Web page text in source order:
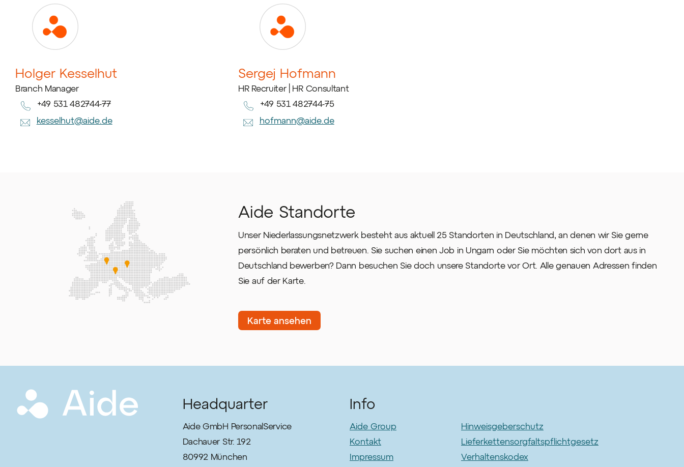
Holger Kesselhut
Branch Manager
+49 531 482744-77
kesselhut@aide.de
Sergej Hofmann
HR Recruiter | HR Consultant
+49 531 482744-75
hofmann@aide.de
Aide Standorte
Unser Niederlassungsnetzwerk besteht aus aktuell 25 Standorten in Deutschland, an denen wir Sie gerne
persönlich beraten und betreuen. Sie suchen einen Job in Ungarn oder Sie möchten sich von dort aus in
Deutschland bewerben? Dann besuchen Sie doch unsere Standorte vor Ort. Alle genauen Adressen finden
Sie auf der Karte.
Karte ansehen
Headquarter
Aide GmbH PersonalService
Dachauer Str. 192
80992 München
Info
Aide Group
Kontakt
Impressum
Hinweisgeberschutz
Lieferkettensorgfaltspflichtgesetz
Verhaltenskodex